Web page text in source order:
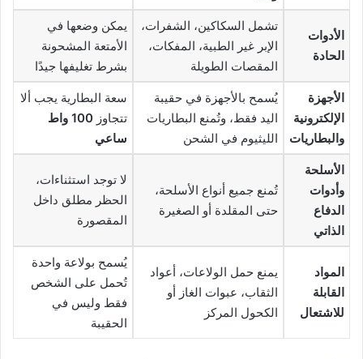
الأدوات
الحادة
تشمل السكاكين، الشفرات،
الإبر غير الطبية، المفكات،
المقصات الطويلة
يمكن وضعها في
الأمتعة المشحونة
بشرط تغليفها جيدًا
الأجهزة
الإلكترونية
والبطاريات
يُسمح بالأجهزة في حقيبة
اليد فقط، وتُمنع البطاريات
الليثيوم في الشحن
سعة البطارية يجب ألا
تتجاوز
100 واط
ساعي
الأسلحة
وأدوات
الدفاع
الذاتي
تُمنع جميع أنواع الأسلحة،
حتى المقلدة أو الصغيرة
لا توجد استثناءات،
الحظر مطلق داخل
المقصورة
المواد
القابلة
للاشتعال
يمنع حمل الولاعات، أعواد
الثقاب، عبوات الغاز أو
الكحول المركز
يُسمح بولاعة واحدة
تُحمل على الشخص
فقط وليس في
الحقيبة